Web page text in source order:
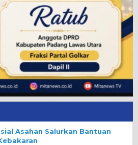
Asahan Salurkan Bantuan